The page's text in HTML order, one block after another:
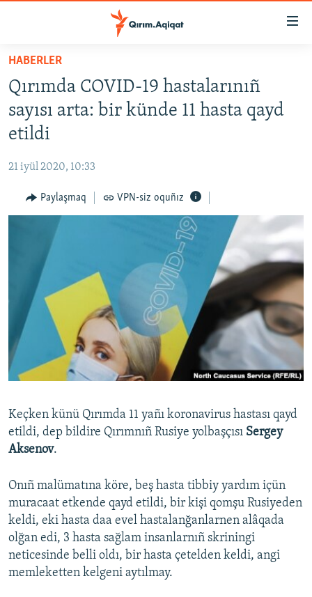
Esas
qaytmaq
Baş
navigatsiyağa
qaytmaq
Qıdıruvğa
qaytmaq
HABERLER
SİYASET
İQTİSADİYAT
MEDENİYET
İNSAN AQLARI
BLOGLAR
FİKİR
Русский
Українською
HABERLER
Qırımda COVID-19 hastalarınıñ
sayısı arta: bir künde 11 hasta qayd
etildi
21 iyül 2020, 10:33
Paylaşmaq VPN-siz oquñız
Keçken künü Qırımda 11 yañı koronavirus hastası qayd
etildi, dep bildire Qırımnıñ Rusiye yolbaşçısı Sergey
Aksenov.
Onıñ malümatına köre, beş hasta tibbiy yardım içün
muracaat etkende qayd etildi, bir kişi qomşu Rusiyeden
keldi, eki hasta daa evel hastalanğanlarnen alâqada
olğan edi, 3 hasta sağlam insanlarnıñ skriningi
neticesinde belli oldı, bir hasta çetelden keldi, angi
memleketten kelgeni aytılmay.